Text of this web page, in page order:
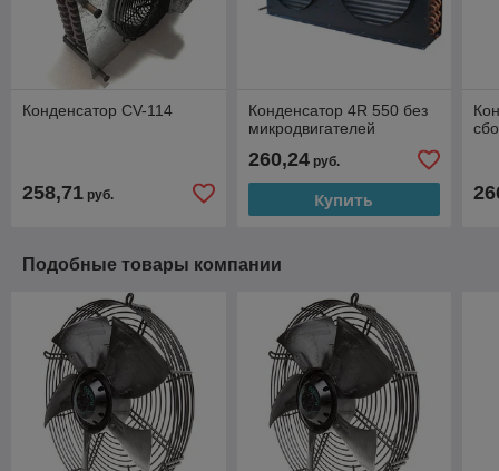
Конденсатор CV-114
258,71 руб.
Конденсатор 4R 550 без
микродвигателей
260,24руб.
Купить
Подобные товары компании